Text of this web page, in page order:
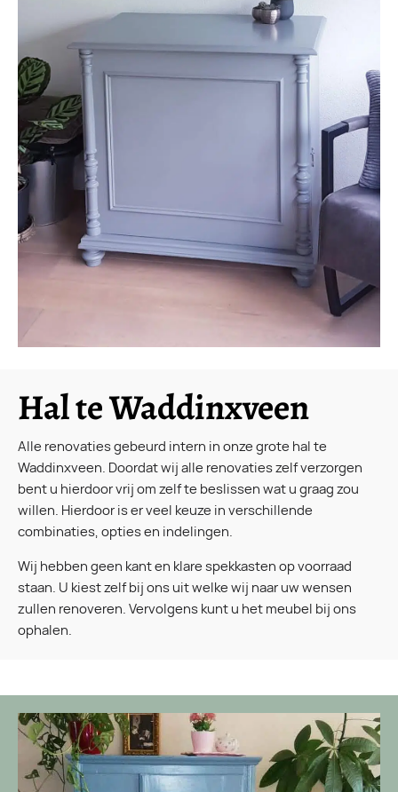
Hal te Waddinxveen
Alle renovaties gebeurd intern in onze grote hal te
Waddinxveen. Doordat wij alle renovaties zelf verzorgen
bent u hierdoor vrij om zelf te beslissen wat u graag zou
willen. Hierdoor is er veel keuze in verschillende
combinaties, opties en indelingen.
Wij hebben geen kant en klare spekkasten op voorraad
staan. U kiest zelf bij ons uit welke wij naar uw wensen
zullen renoveren. Vervolgens kunt u het meubel bij ons
ophalen.